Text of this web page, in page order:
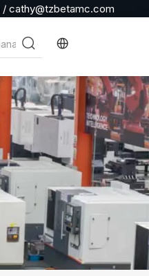
/ cathy@tzbetamc.com